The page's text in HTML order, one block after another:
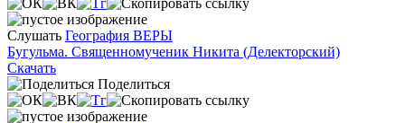
Слушать География ВЕРЫ
Бугульма. Священномученик Никита (Делекторский)
Скачать
Поделиться